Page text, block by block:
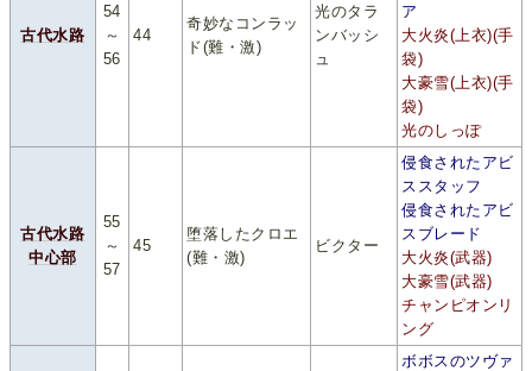
古代水路
54
～
56
44
奇妙なコンラッ
ド(難・激)
光のタラ
ンバッシ
ュ
ア
大火炎(上衣)(手
袋)
大豪雪(上衣)(手
袋)
光のしっぽ
古代水路
中心部
55
～
57
45
堕落したクロエ
(難・激)
ビクター
侵食されたアビ
ススタッフ
侵食されたアビ
スブレード
大火炎(武器)
大豪雪(武器)
チャンピオンリ
ング
ボボスのツヴァ